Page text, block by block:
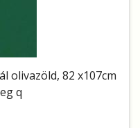
olivazöld, 82 x107cm
q